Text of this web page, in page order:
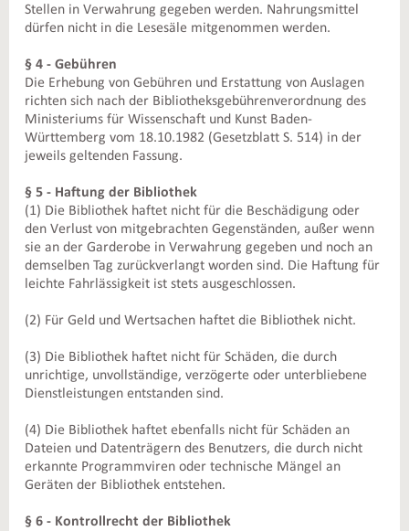
Stellen in Verwahrung gegeben werden. Nahrungsmittel
dürfen nicht in die Lesesäle mitgenommen werden.
§ 4 - Gebühren
Die Erhebung von Gebühren und Erstattung von Auslagen
richten sich nach der Bibliotheksgebührenverordnung des
Ministeriums für Wissenschaft und Kunst Baden-
Württemberg vom 18.10.1982 (Gesetzblatt S. 514) in der
jeweils geltenden Fassung.
§ 5 - Haftung der Bibliothek
(1) Die Bibliothek haftet nicht für die Beschädigung oder
den Verlust von mitgebrachten Gegenständen, außer wenn
sie an der Garderobe in Verwahrung gegeben und noch an
demselben Tag zurückverlangt worden sind. Die Haftung für
leichte Fahrlässigkeit ist stets ausgeschlossen.
(2) Für Geld und Wertsachen haftet die Bibliothek nicht.
(3) Die Bibliothek haftet nicht für Schäden, die durch
unrichtige, unvollständige, verzögerte oder unterbliebene
Dienstleistungen entstanden sind.
(4) Die Bibliothek haftet ebenfalls nicht für Schäden an
Dateien und Datenträgern des Benutzers, die durch nicht
erkannte Programmviren oder technische Mängel an
Geräten der Bibliothek entstehen.
§ 6 - Kontrollrecht der Bibliothek